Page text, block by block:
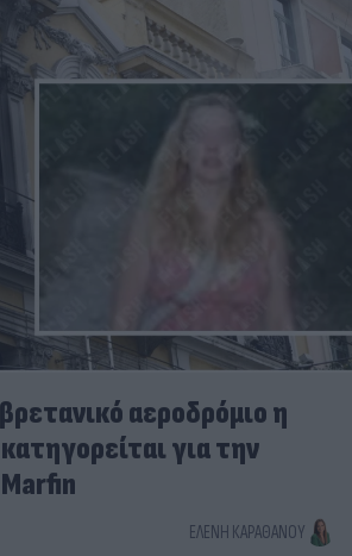
αεροδρόμιο η
για την
ΕΛΈΝΗ ΚΑΡΑΘΆΝΟΥ